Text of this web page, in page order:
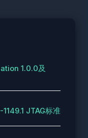
1.0.0及
1149.1 JTAG标准